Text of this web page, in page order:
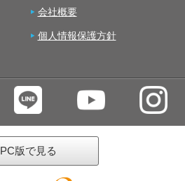
会社概要
個人情報保護方針
PC版で見る